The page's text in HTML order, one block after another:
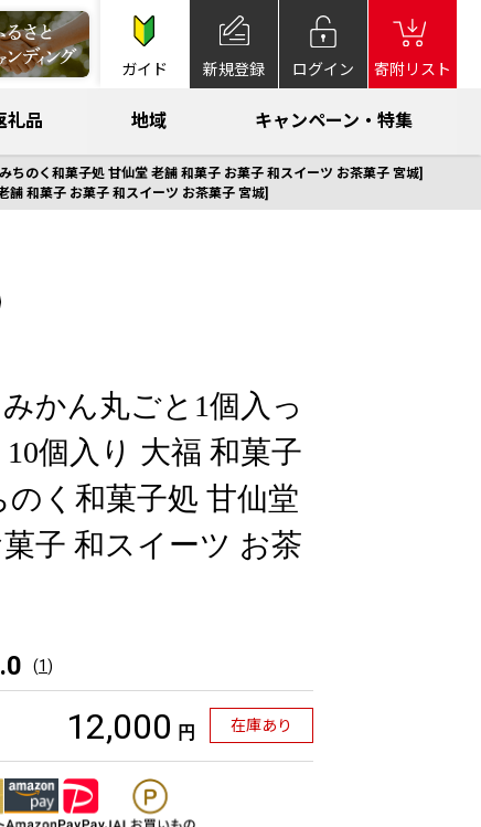
ガイド 新規登録 ログイン 寄附リスト
礼品 地域 キャンペーン・特集
のく和菓子処 甘仙堂 老舗 和菓子 お菓子 和スイーツ お茶菓子 宮城]
和菓子 お菓子 和スイーツ お茶菓子 宮城]
かん丸ごと1個入っ
個入り 大福 和菓子
く和菓子処 甘仙堂
子 和スイーツ お茶
(1)
12,000 円 在庫あり